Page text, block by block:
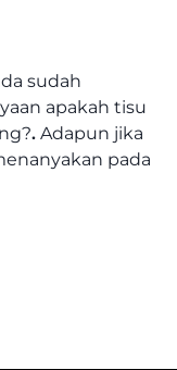
sudah
apakah tisu
. Adapun jika
pada